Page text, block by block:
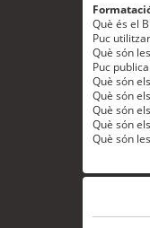
Què és el
Puc
Què són
Puc
Què són
Què són
Què són
Què són
Què són